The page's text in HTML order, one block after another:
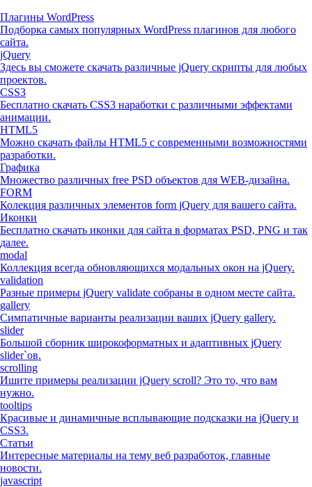
Плагины WordPress
Подборка самых популярных WordPress плагинов для любого
сайта.
jQuery
Здесь вы сможете скачать различные jQuery скрипты для любых
проектов.
CSS3
Бесплатно скачать CSS3 наработки с различными эффектами
анимации.
HTML5
Можно скачать файлы HTML5 с современными возможностями
разработки.
Графика
Множество различных free PSD объектов для WEB-дизайна.
FORM
Колекция различных элементов form jQuery для вашего сайта.
Иконки
Бесплатно скачать иконки для сайта в форматах PSD, PNG и так
далее.
modal
Коллекция всегда обновляющихся модальных окон на jQuery.
validation
Разные примеры jQuery validate собраны в одном месте сайта.
gallery
Симпатичные варианты реализации ваших jQuery gallery.
slider
Большой сборник широкоформатных и адаптивных jQuery
slider`ов.
scrolling
Ишите примеры реализации jQuery scroll? Это то, что вам
нужно.
tooltips
Красивые и динамичные всплывающие подсказки на jQuery и
CSS3.
Статьи
Интересные материалы на тему веб разработок, главные
новости.
javascript